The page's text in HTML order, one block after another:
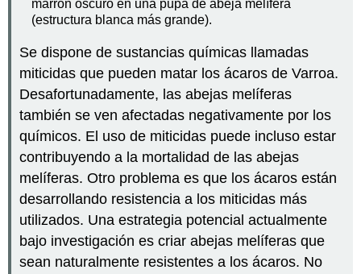
marrón oscuro en una pupa de abeja melífera
(estructura blanca más grande).
Se dispone de sustancias químicas llamadas
miticidas que pueden matar los ácaros de Varroa.
Desafortunadamente, las abejas melíferas
también se ven afectadas negativamente por los
químicos. El uso de miticidas puede incluso estar
contribuyendo a la mortalidad de las abejas
melíferas. Otro problema es que los ácaros están
desarrollando resistencia a los miticidas más
utilizados. Una estrategia potencial actualmente
bajo investigación es criar abejas melíferas que
sean naturalmente resistentes a los ácaros. No